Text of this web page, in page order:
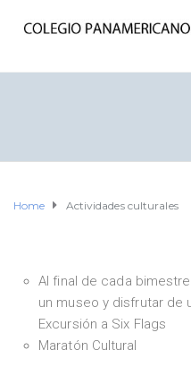
Home Actividades culturales
Al final de cada
un museo y disfrutar de
Excursión a Six Flags
Maratón Cultural